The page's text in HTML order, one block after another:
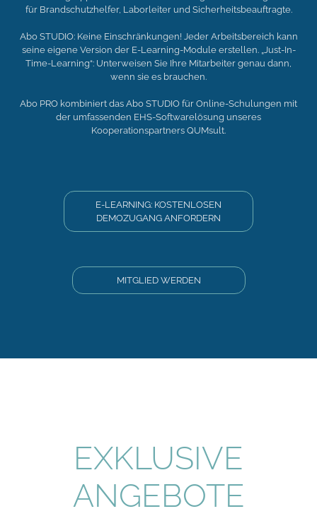
für Brandschutzhelfer, Laborleiter und Sicherheitsbeauftragte.
Abo STUDIO: Keine Einschränkungen! Jeder Arbeitsbereich kann
seine eigene Version der E-Learning-Module erstellen. „Just-In-
Time-Learning“: Unterweisen Sie Ihre Mitarbeiter genau dann,
wenn sie es brauchen.
Abo PRO kombiniert das Abo STUDIO für Online-Schulungen mit
der umfassenden EHS-Softwarelösung unseres
Kooperationspartners QUMsult.
E-LEARNING: KOSTENLOSEN
DEMOZUGANG ANFORDERN
MITGLIED WERDEN
EXKLUSIVE
ANGEBOTE